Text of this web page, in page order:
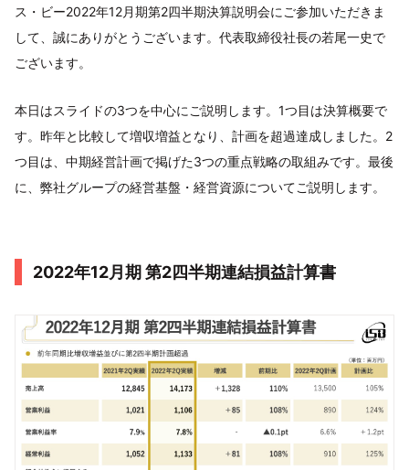
ス・ビー2022年12月期第2四半期決算説明会にご参加いただきま
して、誠にありがとうございます。代表取締役社長の若尾一史で
ございます。
本日はスライドの3つを中心にご説明します。1つ目は決算概要で
す。昨年と比較して増収増益となり、計画を超過達成しました。2
つ目は、中期経営計画で掲げた3つの重点戦略の取組みです。最後
に、弊社グループの経営基盤・経営資源についてご説明します。
2022年12月期 第2四半期連結損益計算書